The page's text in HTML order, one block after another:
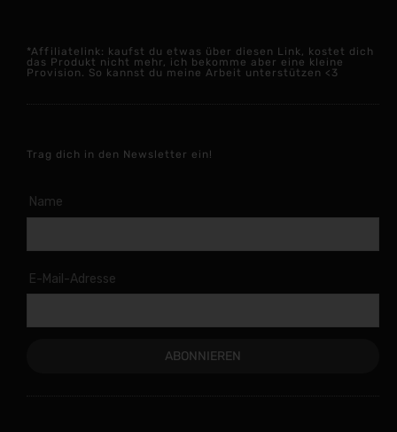
*Affiliatelink: kaufst du etwas über diesen Link, kostet dich
das Produkt nicht mehr, ich bekomme aber eine kleine
Provision. So kannst du meine Arbeit unterstützen <3
Trag dich in den Newsletter ein!
Name
E-Mail-Adresse